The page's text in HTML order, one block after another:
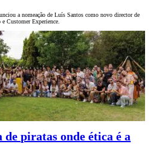
a nomeação de Luís Santos como novo director de
Customer Experience.
de piratas onde ética é a